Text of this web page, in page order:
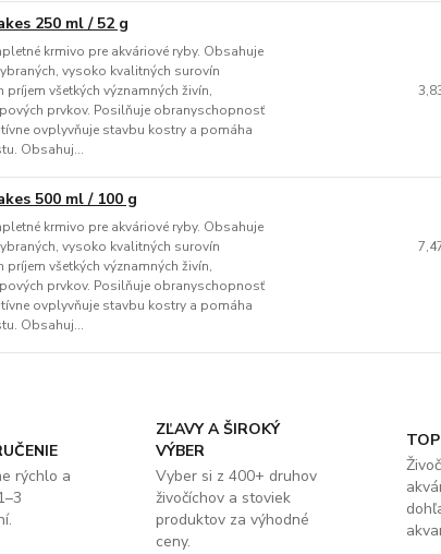
250 ml / 52 g
krmivo pre akváriové ryby. Obsahuje
vysoko kvalitných surovín
príjem všetkých významných živín,
prvkov. Posilňuje obranyschopnosť
ovplyvňuje stavbu kostry a pomáha
Obsahuj...
500 ml / 100 g
krmivo pre akváriové ryby. Obsahuje
vysoko kvalitných surovín
príjem všetkých významných živín,
prvkov. Posilňuje obranyschopnosť
ovplyvňuje stavbu kostry a pomáha
Obsahuj...
rýchlo a
ZĽAVY A ŠIROKÝ
VÝBER
Vyber si z 400+ druhov
živočíchov a stoviek
produktov za výhodné
ceny.